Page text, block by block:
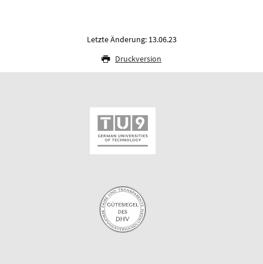
Letzte Änderung: 13.06.23
Druckversion